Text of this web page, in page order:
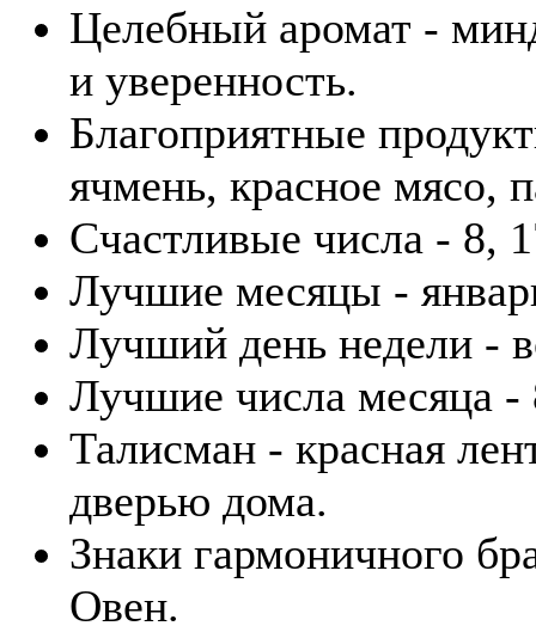
Целебный аромат -
и уверенность.
Благоприятные
ячмень, красное мясо,
Счастливые числа - 8,
Лучшие месяцы -
Лучший день недели -
Лучшие числа месяца -
Талисман - красная
дверью дома.
Знаки гармоничного
Овен.